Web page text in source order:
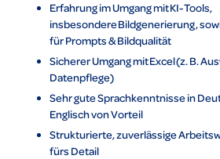
Erfahrung im Umgang mit KI-Tools,
insbesondere Bildgenerierung,
für Prompts & Bildqualität
Sicherer Umgang mit Excel (z. B.
Datenpflege)
Sehr gute Sprachkenntnisse in
Englisch von Vorteil
Strukturierte, zuverlässige
fürs Detail